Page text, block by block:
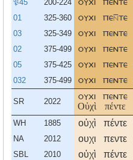
𝔓45 200-224 ουχι πεντε
01 325-360 ουχι πετε
03 325-349 ουχι πεντε
02 375-499 ουχι πεντε
05 375-425 ουχι πεντε
032 375-499 ουχι πεντε
SR 2022
ουχι
Οὐχὶ
πεντε
πέντε
WH 1885 οὐχὶ πέντε
NA 2012 ουχι πεντε
SBL 2010 οὐχὶ πέντε